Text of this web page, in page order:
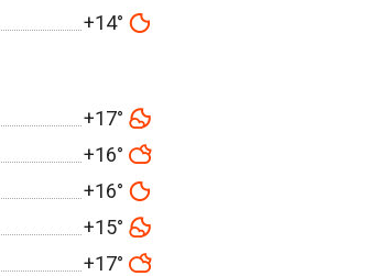
+14°
+17°
+16°
+16°
+15°
+17°